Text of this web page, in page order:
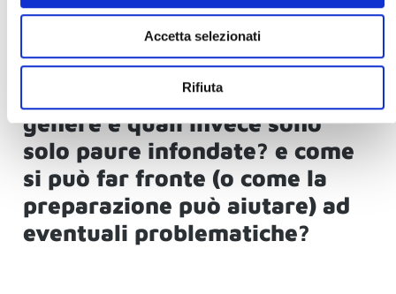
Accetta selezionati
Rifiuta
genere fa nascere alcuni dubbi
e alcune paure. quali possono
essere le difficoltà che si
incontrano in un viaggio del
genere e quali invece sono
solo paure infondate? e come
si può far fronte (o come la
preparazione può aiutare) ad
eventuali problematiche?